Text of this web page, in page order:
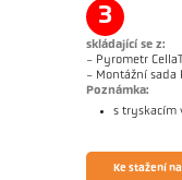
3
skládající se z:
- Pyrometr
- Montážní sada
Poznámka:
s tryskacím
Brožura CellaTemp
Ke stažení na